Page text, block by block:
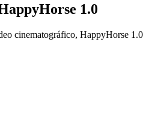
1.0
cinematográfico, HappyHorse 1.0